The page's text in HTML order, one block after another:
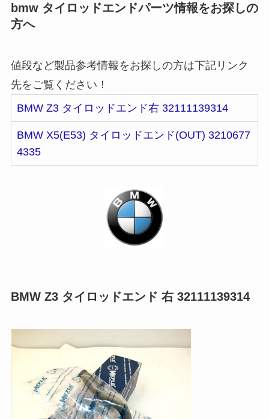
bmw タイロッドエンドパーツ情報をお探しの
方へ
値段など製品参考情報をお探しの方は下記リンク
先をご覧ください！
BMW Z3 タイロッドエンド右 32111139314
BMW X5(E53) タイロッドエンド(OUT) 3210677
4335
BMW Z3 タイロッドエンド 右 32111139314